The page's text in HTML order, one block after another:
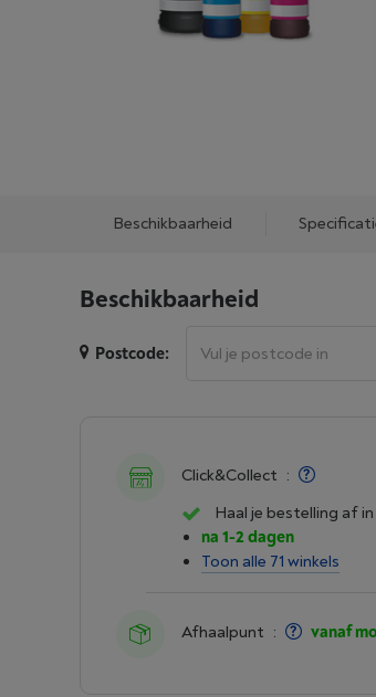
Beschikbaarheid
Beschikbaarheid
Postcode:
Click&Collect :
Haal je bestelling af
na 1-2 dagen
Toon alle 71 winkels
Afhaalpunt : vanaf